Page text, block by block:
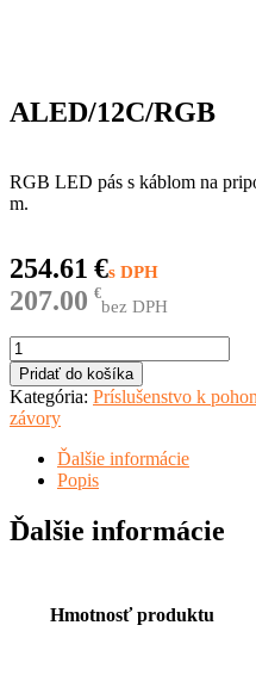
ALED/12C/RGB
€
254.61
€
207.00 bez DPH
RGB LED pás s káblom na
m.
množstvo
ALED/12C/RGB
Pridať do košíka
Kategória: Príslušenstvo k
závory
Ďalšie informácie
Popis
Ďalšie informácie
Hmotnosť produktu